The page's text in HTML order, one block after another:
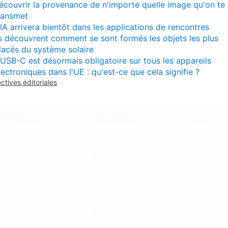
la provenance de n'importe quelle image qu'on te
arrivera bientôt dans les applications de rencontres
découvrent comment se sont formés les objets les plus
du système solaire
C est désormais obligatoire sur tous les appareils
dans l'UE : qu'est-ce que cela signifie ?
éditoriales